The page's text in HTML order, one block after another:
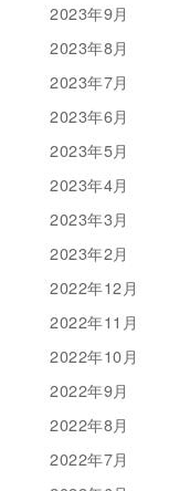
2023年9月
2023年8月
2023年7月
2023年6月
2023年5月
2023年4月
2023年3月
2023年2月
2022年12月
2022年11月
2022年10月
2022年9月
2022年8月
2022年7月